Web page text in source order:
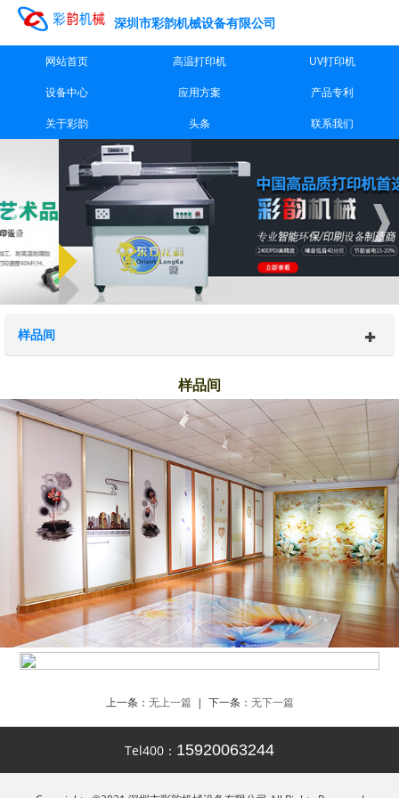
深圳市彩韵机械设备有限公司
网站首页 高温打印机 UV打印机
设备中心 应用方案 产品专利
关于彩韵 头条 联系我们
样品间
样品间
上一条： 无上一篇| 下一条： 无下一篇
Tel400： 15920063244